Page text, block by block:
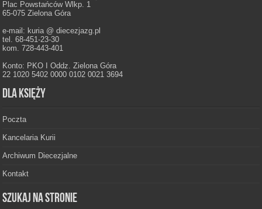
Plac Powstańców Wlkp. 1
65-075 Zielona Góra
e-mail: kuria @ diecezjazg.pl
tel. 68-451-23-30
kom. 728-443-401
Konto: PKO I Oddz. Zielona Góra
22 1020 5402 0000 0102 0021 3694
Dla księży
Poczta
Kancelaria Kurii
Archiwum Diecezjalne
Kontakt
Szukaj na stronie